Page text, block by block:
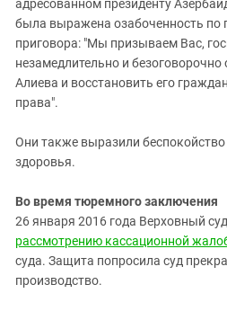
адресованном президенту
была выражена озабоченность по
приговора: "Мы призываем Вас,
незамедлительно и
Алиева и восстановить его
права".
Они также выразили беспокойство
здоровья.
Во время тюремного заключения
26 января 2016 года Верховный суд
рассмотрению кассационной
суда. Защита попросила суд
производство.